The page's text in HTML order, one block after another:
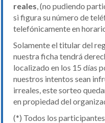
reales, (no pudiendo
si figura su número de
telefónicamente en
Solamente el titular del
nuestra ficha tendrá
localizado en los 15 días
nuestros intentos sean
irreales, este sorteo
en propiedad del
(*) Todos los